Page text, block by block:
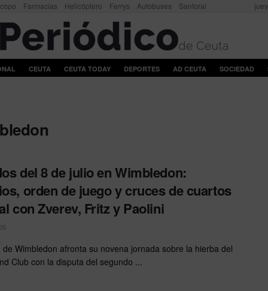
Farmacias Helicóptero Ferrys Autobuses Santoral
CEUTA CEUTA TODAY DEPORTES AD CEUTA SOCIEDAD
del 8 de julio en Wimbledon:
orden de juego y cruces de cuartos
con Zverev, Fritz y Paolini
de Wimbledon afronta su novena jornada sobre la hierba del
Club con la disputa del segundo ...